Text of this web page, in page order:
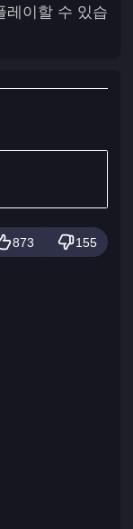
레이할 수 있습
873 155